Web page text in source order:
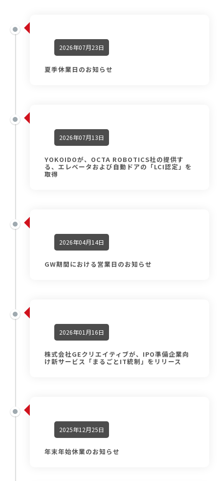
2026年07月23日
夏季休業日のお知らせ
2026年07月13日
YOKOIDOが、OCTA ROBOTICS社の提供す
る、エレベータおよび自動ドアの「LCI認定」を
取得
2026年04月14日
GW期間における営業日のお知らせ
2026年01月16日
株式会社GEクリエイティブが、IPO準備企業向
け新サービス「まるごとIT統制」をリリース
2025年12月25日
年末年始休業のお知らせ